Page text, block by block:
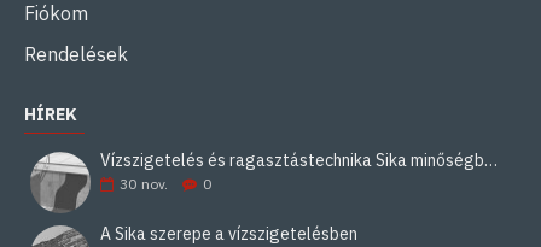
Fiókom
Rendelések
HÍREK
Vízszigetelés és ragasztástechnika Sika minőségben
30 nov. 0
A Sika szerepe a vízszigetelésben